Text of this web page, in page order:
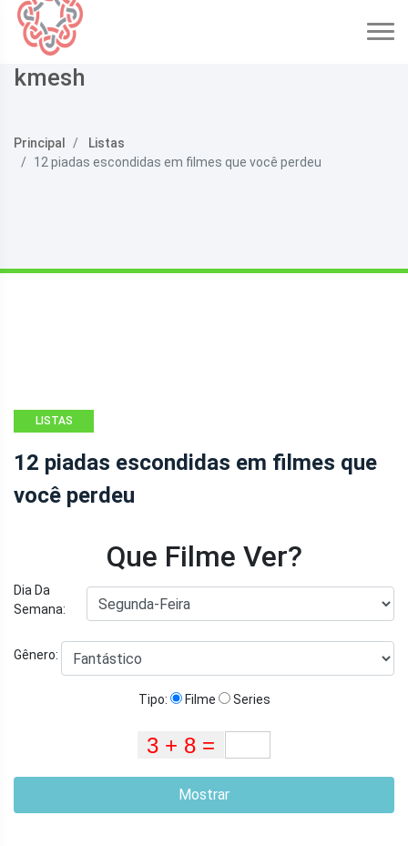
kmesh
Principal
Listas
12 piadas escondidas em filmes que você perdeu
LISTAS
12 piadas escondidas em filmes que
você perdeu
Que Filme Ver?
Dia Da
Semana:
Gênero:
Tipo: Filme Series
Mostrar